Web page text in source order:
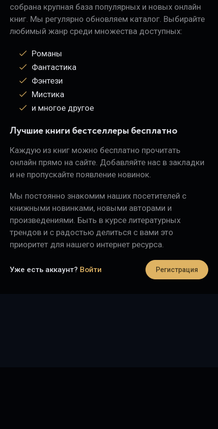
собрана крупная база популярных и новых онлайн
книг. Мы регулярно обновляем каталог. Выбирайте
любимый жанр среди множества доступных:
Романы
Фантастика
Фэнтези
Мистика
и многое другое
Лучшие книги бестселлеры бесплатно
Каждую из книг можно бесплатно прочитать
онлайн прямо на сайте. Добавляйте нас в закладки
и не пропускайте появление новинок.
Мы постоянно знакомим наших посетителей с
книжными новинками, новыми авторами и
произведениями. Быть в курсе литературных
трендов и с радостью делиться с вами это
приоритет для нашего интернет ресурса.
Уже есть аккаунт? Войти Регистрация